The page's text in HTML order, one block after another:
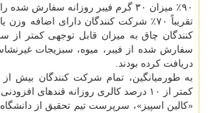
۹۰٪ میزان ۳۰ گرم فیبر روزانه سفارش شده را دریافت نکرده بودند.
تقریباً ۷۰٪ شرکت کنندگان دارای اضافه
کنندگان چاق به میزان قابل توجهی کمتر از
سفارش شده از فیبر، میوه، سبزیجات
دریافت کرده بودند.
به طورمیانگین، تمام شرکت کنندگان بیش
کمتر از ۱۰ درصد کالری روزانه قندهای افزودنی مصرف می کردند.
«کالین اسپیز»، سرپرست تیم تحقیق از دانشگاه